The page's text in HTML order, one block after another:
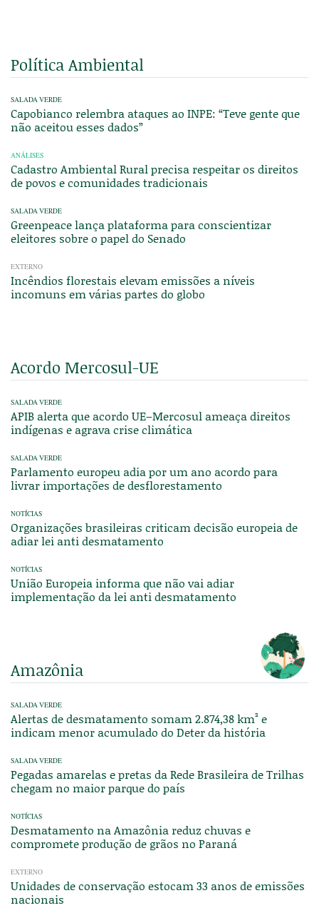
Política Ambiental
SALADA VERDE
Capobianco relembra ataques ao INPE: “Teve gente que
não aceitou esses dados”
ANÁLISES
Cadastro Ambiental Rural precisa respeitar os direitos
de povos e comunidades tradicionais
SALADA VERDE
Greenpeace lança plataforma para conscientizar
eleitores sobre o papel do Senado
EXTERNO
Incêndios florestais elevam emissões a níveis
incomuns em várias partes do globo
Acordo Mercosul-UE
SALADA VERDE
APIB alerta que acordo UE–Mercosul ameaça direitos
indígenas e agrava crise climática
SALADA VERDE
Parlamento europeu adia por um ano acordo para
livrar importações de desflorestamento
NOTÍCIAS
Organizações brasileiras criticam decisão europeia de
adiar lei anti desmatamento
NOTÍCIAS
União Europeia informa que não vai adiar
implementação da lei anti desmatamento
Amazônia
SALADA VERDE
Alertas de desmatamento somam 2.874,38 km² e
indicam menor acumulado do Deter da história
SALADA VERDE
Pegadas amarelas e pretas da Rede Brasileira de Trilhas
chegam no maior parque do país
NOTÍCIAS
Desmatamento na Amazônia reduz chuvas e
compromete produção de grãos no Paraná
EXTERNO
Unidades de conservação estocam 33 anos de emissões
nacionais